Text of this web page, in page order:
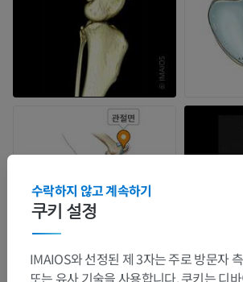
쿠키 설정
수락하지 않고 계속하기
IMAIOS와 선정된 제 3자는 주로 방문자